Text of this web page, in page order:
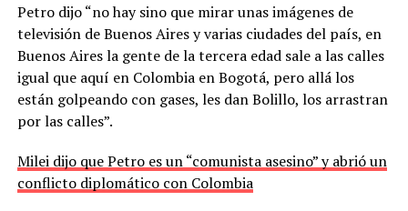
Petro dijo “no hay sino que mirar unas imágenes de
televisión de Buenos Aires y varias ciudades del país, en
Buenos Aires la gente de la tercera edad sale a las calles
igual que aquí en Colombia en Bogotá, pero allá los
están golpeando con gases, les dan Bolillo, los arrastran
por las calles”.
Milei dijo que Petro es un “comunista asesino” y abrió un
conflicto diplomático con Colombia